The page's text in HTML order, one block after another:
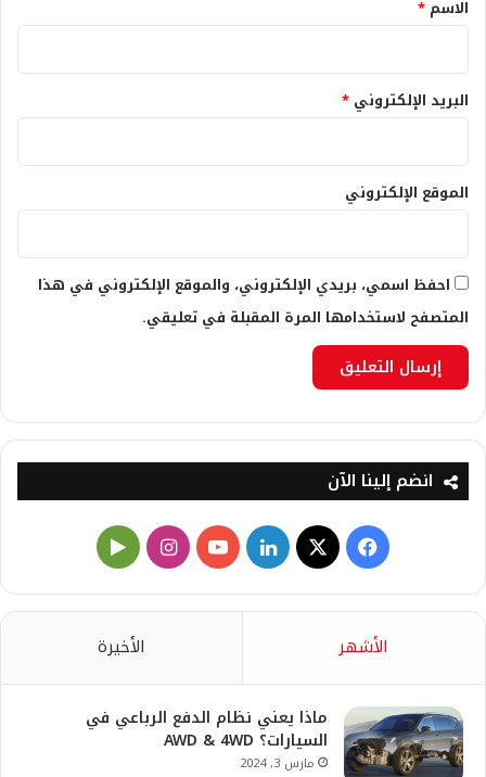
الاسم *
البريد الإلكتروني *
الموقع الإلكتروني
احفظ اسمي، بريدي الإلكتروني، والموقع الإلكتروني في هذا
المتصفح لاستخدامها المرة المقبلة في تعليقي.
انضم إلينا الآن
فيسبوك
X لينكدإنيوتيوبانستقرام‏Google
Play
الأشهر الأخيرة
ماذا يعني نظام الدفع الرباعي في
السيارات؟ AWD & 4WD
مارس 3, 2024